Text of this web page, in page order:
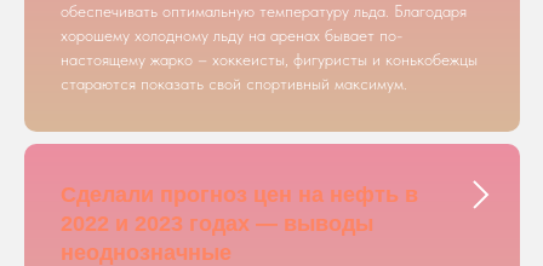
обеспечивать оптимальную температуру льда. Благодаря
хорошему холодному льду на аренах бывает по-
настоящему жарко – хоккеисты, фигуристы и конькобежцы
стараются показать свой спортивный максимум.
Сделали прогноз цен на нефть в
2022 и 2023 годах — выводы
неоднозначные